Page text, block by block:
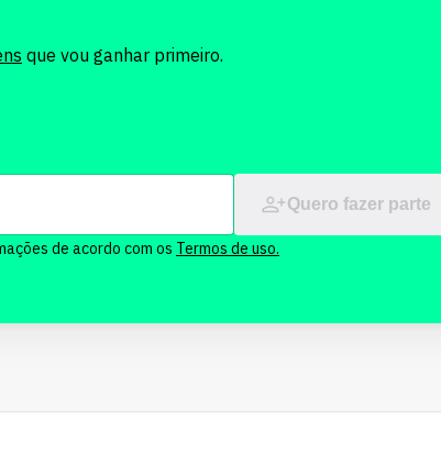
que vou ganhar primeiro.
Quero fazer parte
de acordo com os Termos de uso.